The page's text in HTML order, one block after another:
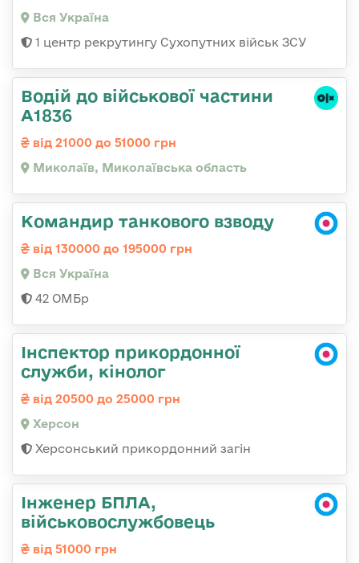
Вся Україна
1 центр рекрутингу Сухопутних військ ЗСУ
Водій до військової частини
А1836
від 21000 до 51000 грн
Миколаїв, Миколаївська область
Командир танкового взводу
від 130000 до 195000 грн
Вся Україна
42 ОМБр
Інспектор прикордонної
служби, кінолог
від 20500 до 25000 грн
Херсон
Херсонський прикордонний загін
Інженер БПЛА,
військовослужбовець
від 51000 грн